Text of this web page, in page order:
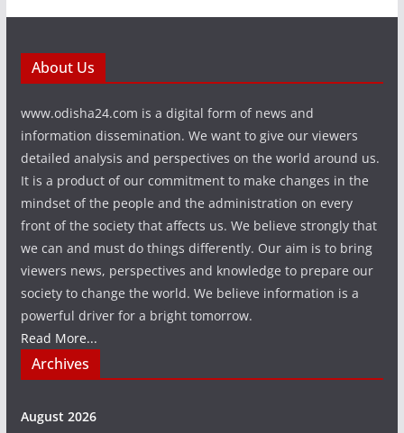
About Us
www.odisha24.com is a digital form of news and
information dissemination. We want to give our viewers
detailed analysis and perspectives on the world around us.
It is a product of our commitment to make changes in the
mindset of the people and the administration on every
front of the society that affects us. We believe strongly that
we can and must do things differently. Our aim is to bring
viewers news, perspectives and knowledge to prepare our
society to change the world. We believe information is a
powerful driver for a bright tomorrow.
Read More...
Archives
August 2026